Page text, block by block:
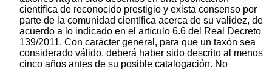
científica de reconocido prestigio y exista consenso por
parte de la comunidad científica acerca de su validez, de
acuerdo a lo indicado en el artículo 6.6 del Real Decreto
139/2011. Con carácter general, para que un taxón sea
considerado válido, deberá haber sido descrito al menos
cinco años antes de su posible catalogación. No